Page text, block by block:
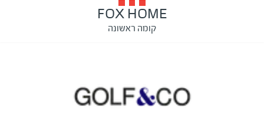
FOX HOME
קומה ראשונה